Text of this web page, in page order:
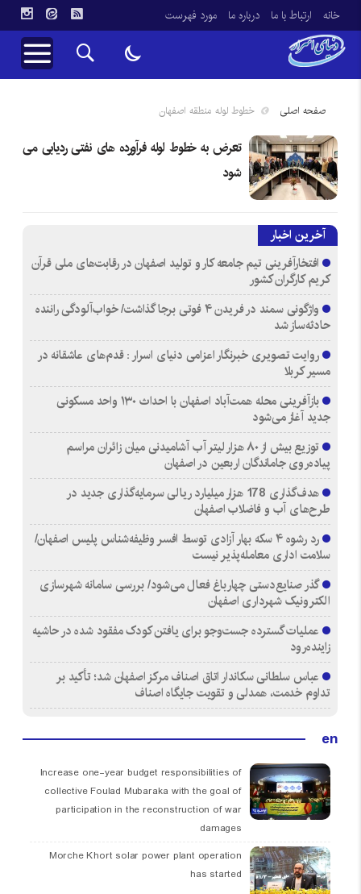
خانه ارتباط با ما درباره ما مورد فهرست
صفحه اصلی خطوط لوله منطقه اصفهان
تعرض به خطوط لوله فرآورده های نفتی ردیابی می
شود
آخرین اخبار
افتخارآفرینی تیم جامعه کار و تولید اصفهان در رقابت‌های ملی قرآن
کریم کارگران کشور
واژگونی سمند در فریدن ۴ فوتی برجا گذاشت/ خواب‌آلودگی راننده
حادثه‌ساز شد
روایت تصویری خبرنگار اعزامی دنیای اسرار : قدم‌های عاشقانه در
مسیر کربلا
بازآفرینی محله همت‌آباد اصفهان با احداث ۱۳۰ واحد مسکونی
جدید آغاز می‌شود
توزیع بیش از ۸۰ هزار لیتر آب آشامیدنی میان زائران مراسم
پیاده‌روی جاماندگان اربعین در اصفهان
هدف‌گذاری 178 هزار میلیارد ریالی سرمایه‌گذاری جدید در
طرح‌های آب و فاضلاب اصفهان
رد رشوه ۴ سکه بهار آزادی توسط افسر وظیفه‌شناس پلیس اصفهان/
سلامت اداری معامله‌پذیر نیست
گذر صنایع‌دستی چهارباغ فعال می‌شود/ بررسی سامانه شهرسازی
الکترونیک شهرداری اصفهان
عملیات گسترده جست‌وجو برای یافتن کودک مفقود شده در حاشیه
زاینده‌رود
عباس سلطانی سکاندار اتاق اصناف مرکز اصفهان شد؛ تأکید بر
تداوم خدمت، همدلی و تقویت جایگاه اصناف
en
Increase one-year budget responsibilities of
collective Foulad Mubaraka with the goal of
participation in the reconstruction of war
damages
Morche Khort solar power plant operation
has started